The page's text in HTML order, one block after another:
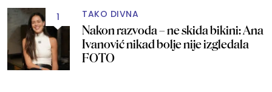
1 TAKO DIVNA
Nakon razvoda – ne skida bikini: Ana
Ivanović nikad bolje nije izgledala
FOTO